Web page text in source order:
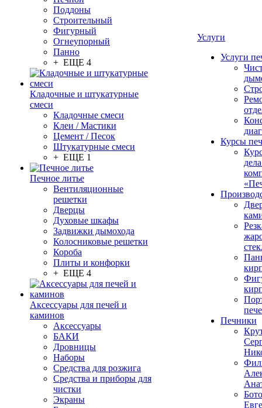
Поддоны
Строительный
Фигурный
Огнеупорный
Панно
+ ЕЩЕ 4
Кладочные и штукатурные
смеси
Кладочные смеси
Клеи / Мастики
Цемент / Песок
Штукатурные смеси
+ ЕЩЕ 1
Печное литье
Вентиляционные
решетки
Дверцы
Духовые шкафы
Задвижки дымохода
Колосниковые решетки
Короба
Плиты и конфорки
+ ЕЩЕ 4
Аксессуары для печей и
каминов
Аксессуары
БАКИ
Дровницы
Наборы
Средства для розжига
Средства и приборы для
чистки
Экраны
Услуги
Услуги
Курсы
Печники